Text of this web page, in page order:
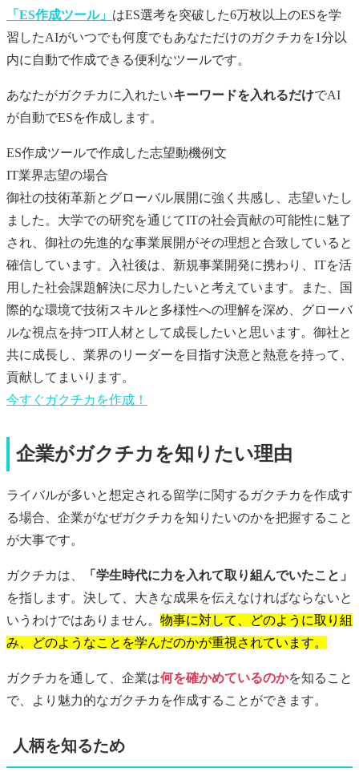
「ES作成ツール」 はES選考を突破した6万枚以上のESを学
習したAIがいつでも何度でもあなただけのガクチカ を1分以
内に自動で作成できる便利なツールです。
あなたがガクチカに入れたいキーワードを入れるだけでAI
が自動でESを作成します。
ES作成ツールで作成した志望動機例文
IT業界志望の場合
御社の技術革新とグローバル展開に強く共感し、志望いたし
ました。大学での研究を通じてITの社会貢献の可能性に魅了
され、御社の先進的な事業展開がその理想と合致していると
確信しています。入社後は、新規事業開発に携わり、ITを活
用した社会課題解決に尽力したいと考えています。また、国
際的な環境で技術スキルと多様性への理解を深め、グローバ
ルな視点を持つIT人材として成長したいと思います。御社と
共に成長し、業界のリーダーを目指す決意と熱意を持って、
貢献してまいります。
今すぐガクチカ を作成！
企業がガクチカを知りたい理由
ライバルが多いと想定される留学に関するガクチカを作成す
る場合、企業がなぜガクチカを知りたいのかを把握すること
が大事です。
ガクチカは、
「学生時代に力を入れて取り組んでいたこと」
を指します。決して、大きな成果を伝えなければならないと
いうわけではありません。 物事に対して、どのように取り組
み、どのようなことを学んだのかが重視されています。
ガクチカを通して、企業は何を確かめているのかを知ること
で、より魅力的なガクチカを作成することができます。
人柄を知るため